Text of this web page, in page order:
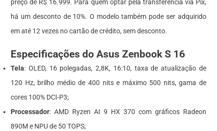
preço de R$ 16.999. Para quem optar pela transferência via Pix,
há um desconto de 10%. O modelo também pode ser adquirido
em até 12 vezes no cartão de crédito, sem desconto.
Especificações do Asus Zenbook S 16
Tela: OLED, 16 polegadas, 2,8K, 16:10, taxa de atualização de
120 Hz, brilho médio de 400 nits e máximo 500 nits, gama de
cores 100% DCI-P3;
Processador: AMD Ryzen AI 9 HX 370 com gráficos Radeon
890M e NPU de 50 TOPS;